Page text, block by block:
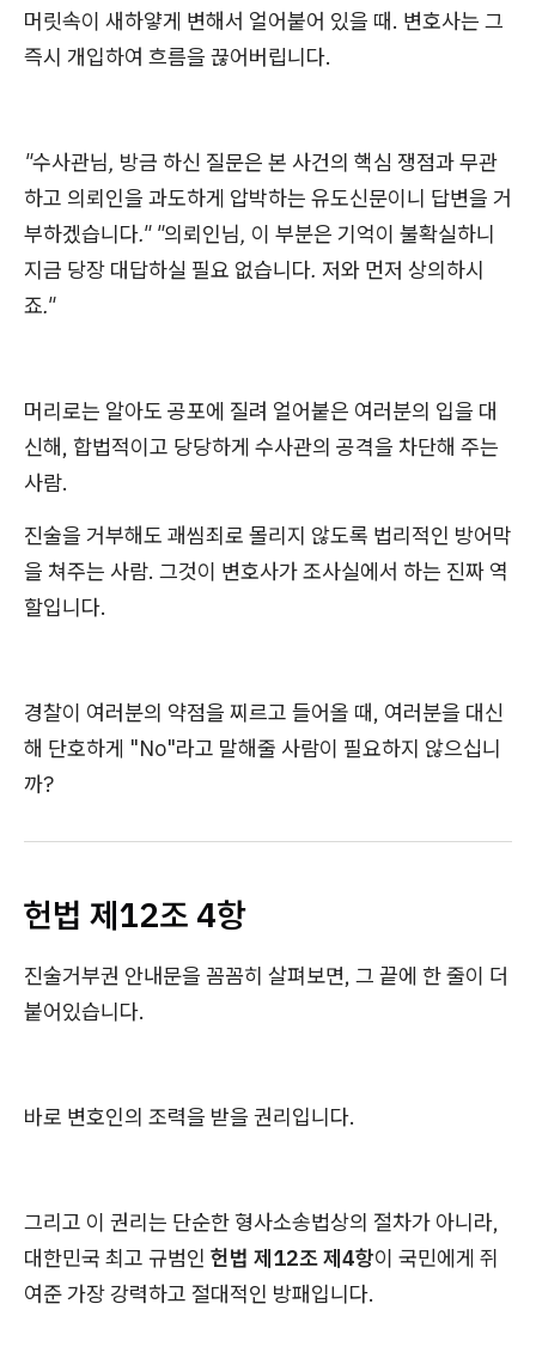
머릿속이 새하얗게 변해서 얼어붙어 있을 때. 변호사는 그
즉시 개입하여 흐름을 끊어버립니다.
"수사관님, 방금 하신 질문은 본 사건의 핵심 쟁점과 무관
하고 의뢰인을 과도하게 압박하는 유도신문이니 답변을 거
부하겠습니다." "의뢰인님, 이 부분은 기억이 불확실하니
지금 당장 대답하실 필요 없습니다. 저와 먼저 상의하시
죠."
머리로는 알아도 공포에 질려 얼어붙은 여러분의 입을 대
신해, 합법적이고 당당하게 수사관의 공격을 차단해 주는
사람.
진술을 거부해도 괘씸죄로 몰리지 않도록 법리적인 방어막
을 쳐주는 사람. 그것이 변호사가 조사실에서 하는 진짜 역
할입니다.
경찰이 여러분의 약점을 찌르고 들어올 때, 여러분을 대신
해 단호하게 "No"라고 말해줄 사람이 필요하지 않으십니
까?
헌법 제12조 4항
진술거부권 안내문을 꼼꼼히 살펴보면, 그 끝에 한 줄이 더
붙어있습니다.
바로 변호인의 조력을 받을 권리입니다.
그리고 이 권리는 단순한 형사소송법상의 절차가 아니라,
대한민국 최고 규범인 헌법 제12조 제4항이 국민에게 쥐
여준 가장 강력하고 절대적인 방패입니다.